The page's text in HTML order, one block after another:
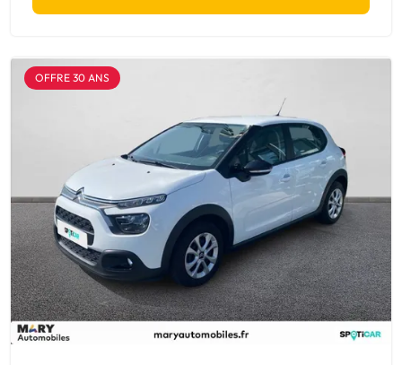
OFFRE 30 ANS